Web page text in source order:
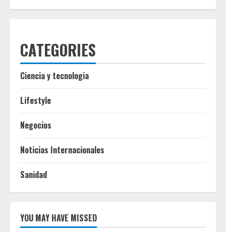
CATEGORIES
Ciencia y tecnologia
Lifestyle
Negocios
Noticias Internacionales
Sanidad
YOU MAY HAVE MISSED